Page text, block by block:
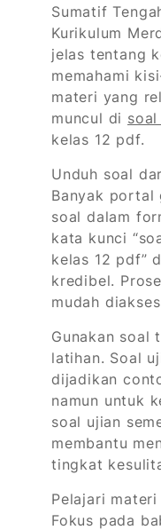
Sumatif
Kurikulum
jelas tentang
memahami
materi yang
muncul di
kelas 12 pdf.
Unduh soal
Banyak portal
soal dalam
kata kunci
kelas 12 pdf”
kredibel.
mudah
Gunakan soal
latihan. Soal
dijadikan
namun untuk
soal ujian
membantu
tingkat
Pelajari
Fokus pada